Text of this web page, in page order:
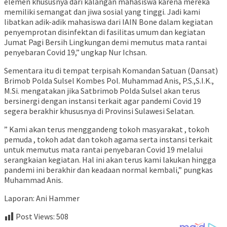
memiliki semangat dan jiwa sosial yang tinggi. Jadi kami
libatkan adik-adik mahasiswa dari IAIN Bone dalam kegiatan
penyemprotan disinfektan di fasilitas umum dan kegiatan
Jumat Pagi Bersih Lingkungan demi memutus mata rantai
penyebaran Covid 19,” ungkap Nur Ichsan.
Sementara itu di tempat terpisah Komandan Satuan (Dansat)
Brimob Polda Sulsel Kombes Pol. Muhammad Anis, P.S.,S.I.K.,
M.Si. mengatakan jika Satbrimob Polda Sulsel akan terus
bersinergi dengan instansi terkait agar pandemi Covid 19
segera berakhir khususnya di Provinsi Sulawesi Selatan.
” Kami akan terus menggandeng tokoh masyarakat , tokoh
pemuda , tokoh adat dan tokoh agama serta instansi terkait
untuk memutus mata rantai penyebaran Covid 19 melalui
serangkaian kegiatan. Hal ini akan terus kami lakukan hingga
pandemi ini berakhir dan keadaan normal kembali,” pungkas
Muhammad Anis.
Laporan: Ani Hammer
Post Views: 508